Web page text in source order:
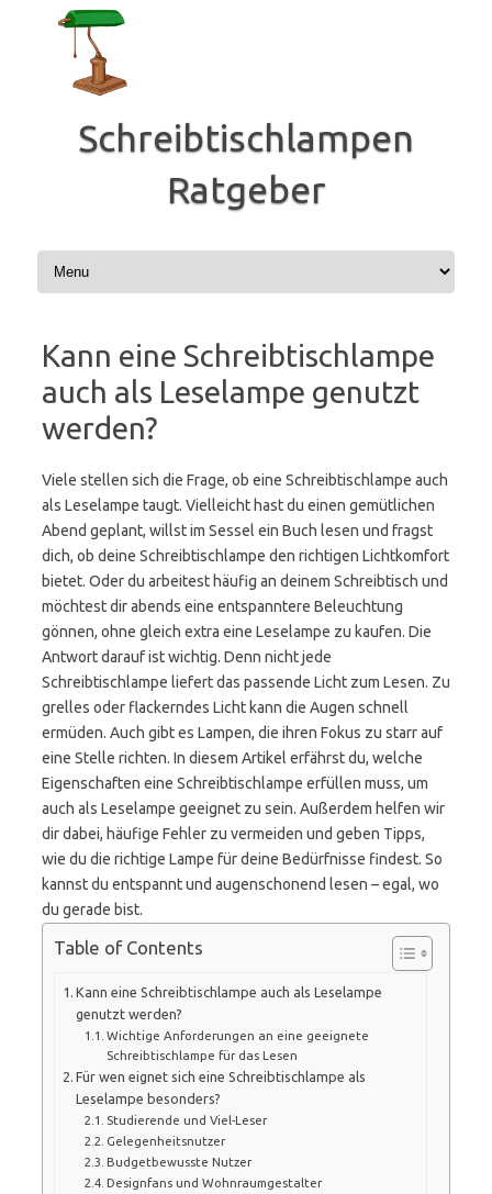
Inhalt
Schreibtischlampen
Ratgeber
Kann eine Schreibtischlampe
auch als Leselampe genutzt
werden?
Viele stellen sich die Frage, ob eine Schreibtischlampe auch
als Leselampe taugt. Vielleicht hast du einen gemütlichen
Abend geplant, willst im Sessel ein Buch lesen und fragst
dich, ob deine Schreibtischlampe den richtigen Lichtkomfort
bietet. Oder du arbeitest häufig an deinem Schreibtisch und
möchtest dir abends eine entspanntere Beleuchtung
gönnen, ohne gleich extra eine Leselampe zu kaufen. Die
Antwort darauf ist wichtig. Denn nicht jede
Schreibtischlampe liefert das passende Licht zum Lesen. Zu
grelles oder flackerndes Licht kann die Augen schnell
ermüden. Auch gibt es Lampen, die ihren Fokus zu starr auf
eine Stelle richten. In diesem Artikel erfährst du, welche
Eigenschaften eine Schreibtischlampe erfüllen muss, um
auch als Leselampe geeignet zu sein. Außerdem helfen wir
dir dabei, häufige Fehler zu vermeiden und geben Tipps,
wie du die richtige Lampe für deine Bedürfnisse findest. So
kannst du entspannt und augenschonend lesen – egal, wo
du gerade bist.
Table of Contents
Kann eine Schreibtischlampe auch als Leselampe
genutzt werden?
Wichtige Anforderungen an eine geeignete
Schreibtischlampe für das Lesen
Für wen eignet sich eine Schreibtischlampe als
Leselampe besonders?
Studierende und Viel-Leser
Gelegenheitsnutzer
Budgetbewusste Nutzer
Designfans und Wohnraumgestalter